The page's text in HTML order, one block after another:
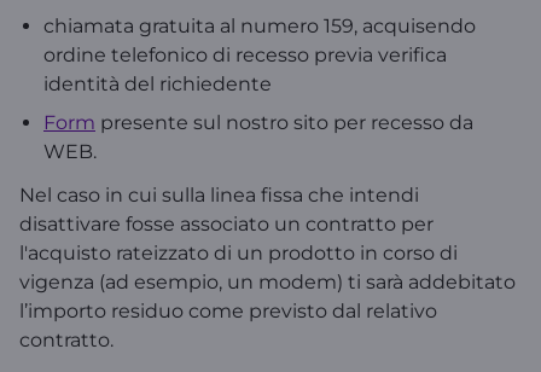
chiamata gratuita al numero 159, acquisendo
ordine telefonico di recesso previa verifica
identità del richiedente
Form presente sul nostro sito per recesso da
WEB.
Nel caso in cui sulla linea fissa che intendi
disattivare fosse associato un contratto per
l'acquisto rateizzato di un prodotto in corso di
vigenza (ad esempio, un modem) ti sarà addebitato
l’importo residuo come previsto dal relativo
contratto.